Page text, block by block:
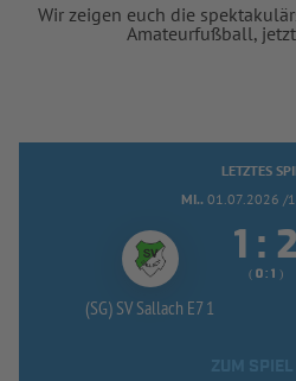
Wir zeigen euch die
Amateurfußball,
LETZTES
MI.. 01.07.2026 /
(SG) SV Sallach E7 1
 : 
( :  )